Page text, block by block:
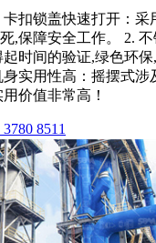
卡扣锁盖快速打开：采
,保障安全工作。 2. 不
时间的验证,绿色环
身实用性高：摇摆式涉
价值非常高！
8511